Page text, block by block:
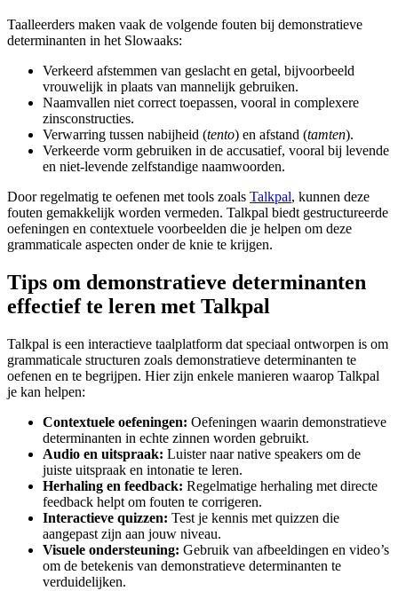
Taalleerders maken vaak de volgende fouten bij demonstratieve
determinanten in het Slowaaks:
Verkeerd afstemmen van geslacht en getal, bijvoorbeeld
vrouwelijk in plaats van mannelijk gebruiken.
Naamvallen niet correct toepassen, vooral in complexere
zinsconstructies.
Verwarring tussen nabijheid (tento) en afstand (tamten).
Verkeerde vorm gebruiken in de accusatief, vooral bij levende
en niet-levende zelfstandige naamwoorden.
Door regelmatig te oefenen met tools zoals Talkpal, kunnen deze
fouten gemakkelijk worden vermeden. Talkpal biedt gestructureerde
oefeningen en contextuele voorbeelden die je helpen om deze
grammaticale aspecten onder de knie te krijgen.
Tips om demonstratieve determinanten
effectief te leren met Talkpal
Talkpal is een interactieve taalplatform dat speciaal ontworpen is om
grammaticale structuren zoals demonstratieve determinanten te
oefenen en te begrijpen. Hier zijn enkele manieren waarop Talkpal
je kan helpen:
Contextuele oefeningen: Oefeningen waarin demonstratieve
determinanten in echte zinnen worden gebruikt.
Audio en uitspraak: Luister naar native speakers om de
juiste uitspraak en intonatie te leren.
Herhaling en feedback: Regelmatige herhaling met directe
feedback helpt om fouten te corrigeren.
Interactieve quizzen: Test je kennis met quizzen die
aangepast zijn aan jouw niveau.
Visuele ondersteuning: Gebruik van afbeeldingen en video’s
om de betekenis van demonstratieve determinanten te
verduidelijken.